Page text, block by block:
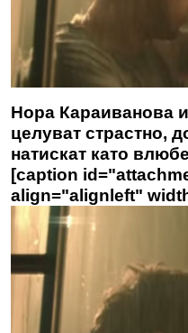
Нора Караиванова
целуват страстно,
натискат като
[caption
align="alignleft"